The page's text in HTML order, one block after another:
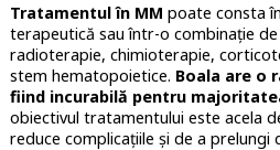
Tratamentul în MM poate consta
terapeutică sau într-o combinație
radioterapie, chimioterapie,
stem hematopoietice. Boala are o
fiind incurabilă pentru
obiectivul tratamentului este acela
reduce complicațiile și de a prelungi